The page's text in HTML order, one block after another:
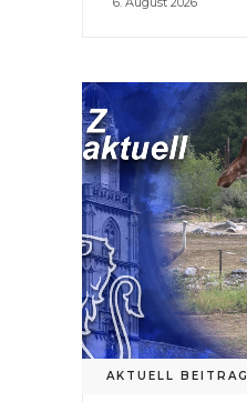
AKTUELL BEITRAG